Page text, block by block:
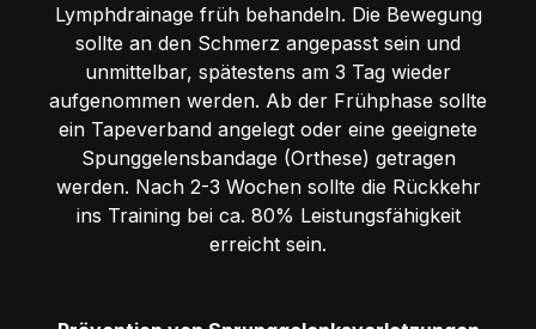
Lymphdrainage früh behandeln. Die Bewegung
sollte an den Schmerz angepasst sein und
unmittelbar, spätestens am 3 Tag wieder
aufgenommen werden. Ab der Frühphase sollte
ein Tapeverband angelegt oder eine geeignete
Spunggelensbandage (Orthese) getragen
werden. Nach 2-3 Wochen sollte die Rückkehr
ins Training bei ca. 80% Leistungsfähigkeit
erreicht sein.